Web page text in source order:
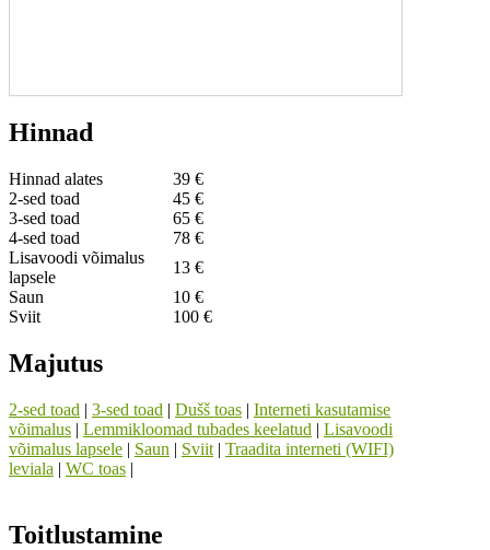
Hinnad
Hinnad alates
39 €
2-sed toad
45 €
3-sed toad
65 €
4-sed toad
78 €
Lisavoodi võimalus
lapsele
13 €
Saun
10 €
Sviit
100 €
Majutus
2-sed toad | 3-sed toad | Dušš toas | Interneti kasutamise
võimalus | Lemmikloomad tubades keelatud | Lisavoodi
võimalus lapsele | Saun | Sviit | Traadita interneti (WIFI)
leviala | WC toas |
Toitlustamine